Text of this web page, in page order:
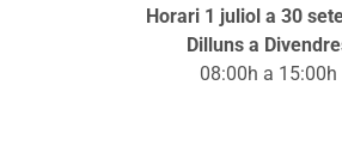
Horari 1 juliol a 30
Dilluns a
08:00h a 15:00h